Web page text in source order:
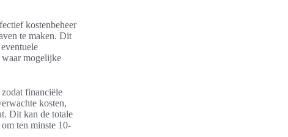
kostenbeheer
te maken. Dit
mogelijke
financiële
kosten,
Dit kan de totale
ten minste 10-